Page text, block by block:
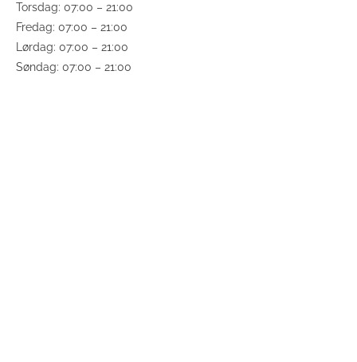
Torsdag: 07:00 – 21:00
Fredag: 07:00 – 21:00
Lørdag: 07:00 – 21:00
Søndag: 07:00 – 21:00